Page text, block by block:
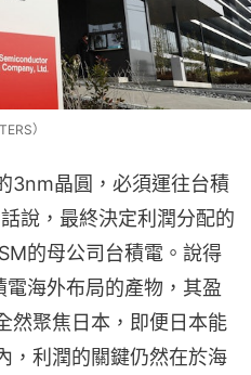
）
3nm晶圓，必須運往台積
說，最終決定利潤分配的
的母公司台積電。說得
海外布局的產物，其盈
然聚焦日本，即便日本能
，利潤的關鍵仍然在於海